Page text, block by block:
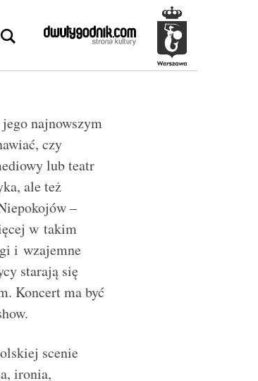
najnowszym
czy
lub teatr
ale też
–
w takim
i wzajemne
starają się
Koncert ma być
scenie
ironia,